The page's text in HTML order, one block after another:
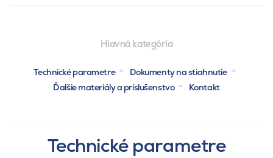
Hlavná kategória
Technické parametre
Dokumenty na stiahnutie
Ďalšie materiály a príslušenstvo
Kontakt
Technické parametre